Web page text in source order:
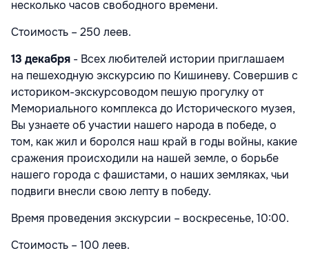
несколько часов свободного времени.
Стоимость – 250 леев.
13 декабря - Всех любителей истории приглашаем
на пешеходную экскурсию по Кишиневу. Совершив с
историком-экскурсоводом пешую прогулку от
Мемориального комплекса до Исторического музея,
Вы узнаете об участии нашего народа в победе, о
том, как жил и боролся наш край в годы войны, какие
сражения происходили на нашей земле, о борьбе
нашего города с фашистами, о наших земляках, чьи
подвиги внесли свою лепту в победу.
Время проведения экскурсии – воскресенье, 10:00.
Стоимость – 100 леев.